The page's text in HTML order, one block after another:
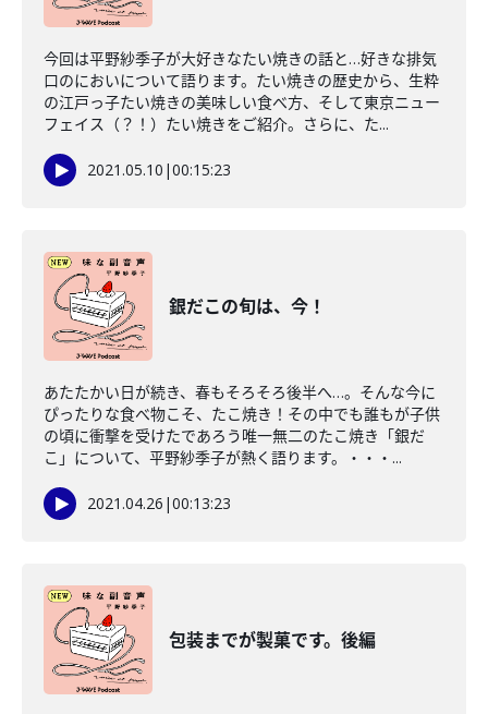
今回は平野紗季子が大好きなたい焼きの話と…好きな排気
口のにおいについて語ります。たい焼きの歴史から、生粋
の江戸っ子たい焼きの美味しい食べ方、そして東京ニュー
フェイス（？！）たい焼きをご紹介。さらに、た...
2021.05.10 |00:15:23
銀だこの旬は、今！
あたたかい日が続き、春もそろそろ後半へ…。そんな今に
ぴったりな食べ物こそ、たこ焼き！その中でも誰もが子供
の頃に衝撃を受けたであろう唯一無二のたこ焼き「銀だ
こ」について、平野紗季子が熱く語ります。・・・...
2021.04.26 |00:13:23
包装までが製菓です。後編